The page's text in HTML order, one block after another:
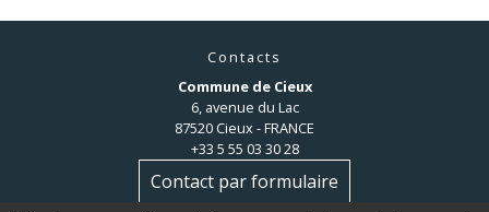
Contacts
Commune de Cieux
6, avenue du Lac
87520 Cieux - FRANCE
+33 5 55 03 30 28
Contact par formulaire